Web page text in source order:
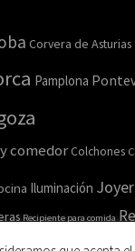
Corvera de Asturias
Pamplona
comedor Colchones
Iluminación
Recipiente para comida